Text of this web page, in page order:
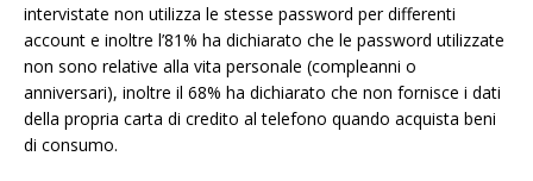
intervistate non utilizza le stesse password per differenti
account e inoltre l’81% ha dichiarato che le password utilizzate
non sono relative alla vita personale (compleanni o
anniversari), inoltre il 68% ha dichiarato che non fornisce i dati
della propria carta di credito al telefono quando acquista beni
di consumo.